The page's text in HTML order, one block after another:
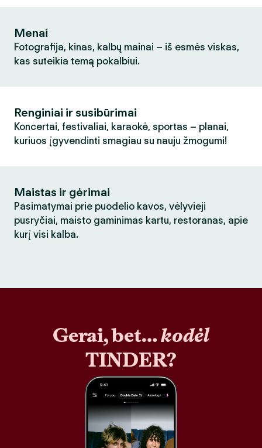
Menai
Fotografija, kinas, kalbų mainai – iš esmės viskas,
kas suteikia temą pokalbiui.
Renginiai ir susibūrimai
Koncertai, festivaliai, karaokė, sportas – planai,
kuriuos įgyvendinti smagiau su nauju žmogumi!
Maistas ir gėrimai
Pasimatymai prie puodelio kavos, vėlyvieji
pusryčiai, maisto gaminimas kartu, restoranas, apie
kurį visi kalba.
Gerai, bet…kodėl
TINDER?